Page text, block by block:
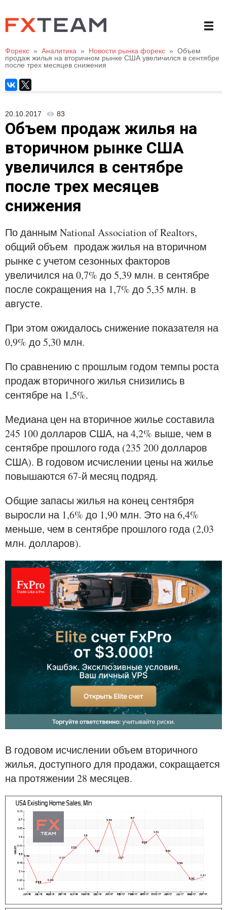
Форекс » Аналитика » Новости рынка форекс » Объем
продаж жилья на вторичном рынке США увеличился в сентябре
после трех месяцев снижения
20.10.2017 83
Объем продаж жилья на
вторичном рынке США
увеличился в сентябре
после трех месяцев
снижения
По данным National Association of Realtors,
общий объем продаж жилья на вторичном
рынке с учетом сезонных факторов
увеличился на 0,7% до 5,39 млн. в сентябре
после сокращения на 1,7% до 5,35 млн. в
августе.
При этом ожидалось снижение показателя на
0,9% до 5,30 млн.
По сравнению с прошлым годом темпы роста
продаж вторичного жилья снизились в
сентябре на 1,5%.
Медиана цен на вторичное жилье составила
245 100 долларов США, на 4,2% выше, чем в
сентябре прошлого года (235 200 долларов
США). В годовом исчислении цены на жилье
повышаются 67-й месяц подряд.
Общие запасы жилья на конец сентября
выросли на 1,6% до 1,90 млн. Это на 6,4%
меньше, чем в сентябре прошлого года (2,03
млн. долларов).
В годовом исчислении объем вторичного
жилья, доступного для продажи, сокращается
на протяжении 28 месяцев.